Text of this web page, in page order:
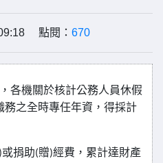
點閱： 670
各機關於核計公務人員休假
務之全時專任年資，得採計
)或捐助(贈)經費，累計達財產